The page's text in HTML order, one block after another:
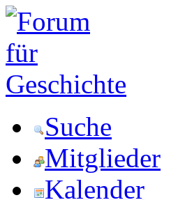
Suche
Mitglieder
Kalender